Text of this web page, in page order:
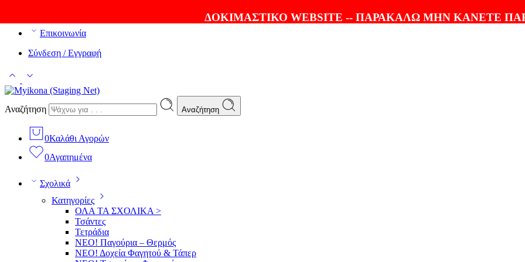
ΔΟΚΙΜΑΣΤΙΚΟ WEBSITE -- ΠΑΡΑΚΑΛΩ ΜΗΝ ΚΑΝΕΤΕ
Επικοινωνία
Σύνδεση / Εγγραφή
Αναζήτηση Αναζήτηση
0Καλάθι Αγορών
0Αγαπημένα
Σχολικά
Κατηγορίες
ΟΛΑ ΤΑ ΣΧΟΛΙΚΑ >
Τσάντες
Τετράδια
ΝΕΟ! Παγούρια – Θερμός
ΝΕΟ! Δοχεία Φαγητού & Τάπερ